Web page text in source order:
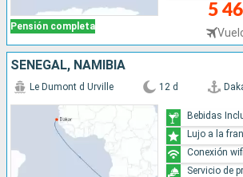
Pensión completa
5
SENEGAL, NAMIBIA
Le Dumont d Urville 12 d
Bebidas
Lujo a la
Conexión
Servicio de